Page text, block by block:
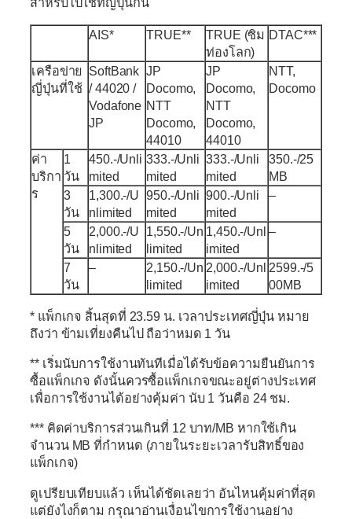
AIS* TRUE**
TRUE (ซิม
ท่องโลก)
DTAC***
เครือข่าย
ญี่ปุ่นที่ใช้
SoftBank
/ 44020 /
Vodafone
JP
JP
Docomo,
NTT
Docomo,
44010
JP
Docomo,
NTT
Docomo,
44010
NTT,
Docomo
ค่า
บริกา
ร
1
วัน
450.-/Unli
mited
333.-/Unli
mited
333.-/Unli
mited
350.-/25
MB
3
วัน
1,300.-/U
nlimited
950.-/Unli
mited
900.-/Unli
mited
–
5
วัน
2,000.-/U
nlimited
1,550.-/Un
limited
1,450.-/Unl
imited
–
7
วัน
–
2,150.-/Un
limited
2,000.-/Unl
imited
2599.-/5
00MB
* แพ็กเกจ สิ้นสุดที่ 23.59 น. เวลาประเทศญี่ปุ่น หมาย
ถึงว่า ข้ามเที่ยงคืนไป ถือว่าหมด 1 วัน
** เริ่มนับการใช้งานทันทีเมื่อได้รับข้อความยืนยันการ
ซื้อแพ็กเกจ ดังนั้นควรซื้อแพ็กเกจขณะอยู่ต่างประเทศ
เพื่อการใช้งานได้อย่างคุ้มค่า นับ 1 วันคือ 24 ชม.
*** คิดค่าบริการส่วนเกินที่ 12 บาท/MB หากใช้เกิน
จำนวน MB ที่กำหนด (ภายในระยะเวลารับสิทธิ์ของ
แพ็กเกจ)
ดูเปรียบเทียบแล้ว เห็นได้ชัดเลยว่า อันไหนคุ้มค่าที่สุด
แต่ยังไงก็ตาม กรุณาอ่านเงื่อนไขการใช้งานอย่าง